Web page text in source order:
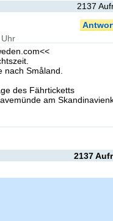
2137
Småland.
des Fährticketts
am
2137